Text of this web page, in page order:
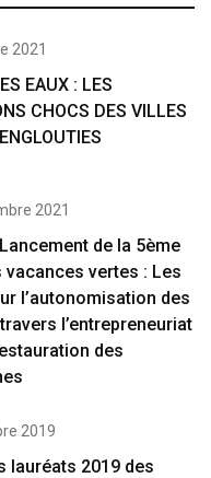
2021
EAUX : LES
CHOCS DES VILLES
2021
de la 5ème
vacances vertes : Les
l’autonomisation des
l’entrepreneuriat
des
2019
lauréats 2019 des